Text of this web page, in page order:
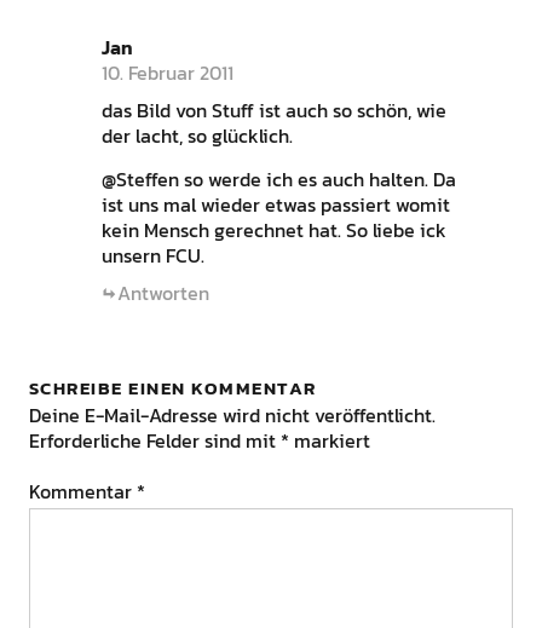
Jan
10. Februar 2011
das Bild von Stuff ist auch so schön, wie
der lacht, so glücklich.
@Steffen so werde ich es auch halten. Da
ist uns mal wieder etwas passiert womit
kein Mensch gerechnet hat. So liebe ick
unsern FCU.
Antworten
SCHREIBE EINEN KOMMENTAR
Deine E-Mail-Adresse wird nicht veröffentlicht.
Erforderliche Felder sind mit * markiert
Kommentar *